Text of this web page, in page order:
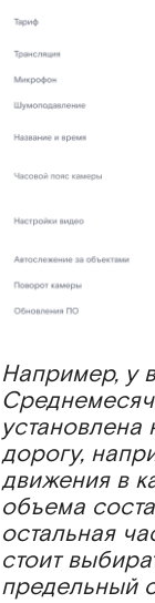
Например, у
дорогу,
движения в
объема
остальная
стоит
предельный